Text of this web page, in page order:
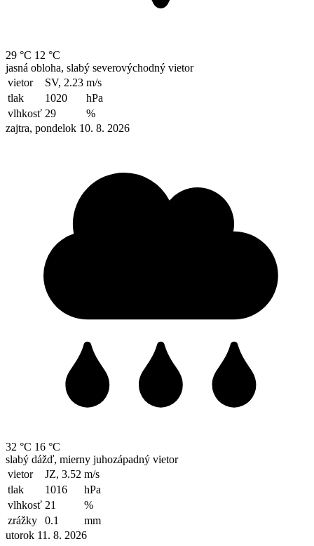
29 °C 12 °C
jasná obloha, slabý severovýchodný vietor
vietor
SV, 2.23 m/s
tlak
1020
hPa
vlhkosť 29
%
zajtra, pondelok 10. 8. 2026
32 °C 16 °C
slabý dážď, mierny juhozápadný vietor
vietor
JZ, 3.52 m/s
tlak
1016
hPa
vlhkosť 21
%
zrážky
0.1
mm
utorok 11. 8. 2026